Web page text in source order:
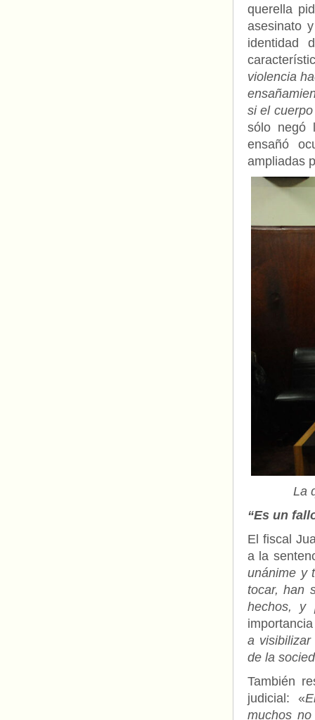
querella
asesinato
identidad
violencia
si el
sólo negó
ensañó
ampliadas
La
“Es un
El fiscal
a la
unánime y
tocar, han
hechos, y
a
de la
También
judicial: «
muchos